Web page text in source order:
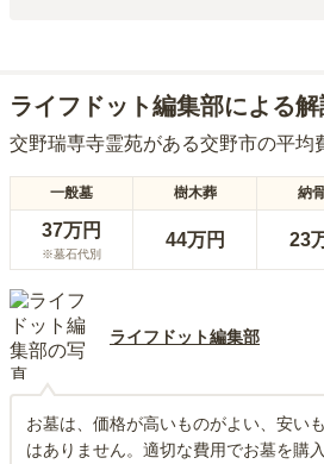
ライフドット編集部による
交野瑞専寺霊苑がある交野市の平均
一般墓 樹木葬 納
37万円
※墓石代別
44万円 23
ライフドット編集部
お墓は、価格が高いものがよい、安い
はありません。適切な費用でお墓を購